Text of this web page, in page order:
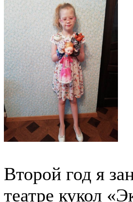
Второй год я
театре кукол